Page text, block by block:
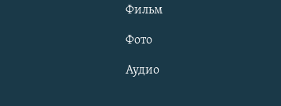
Фильм
Фото
Аудио